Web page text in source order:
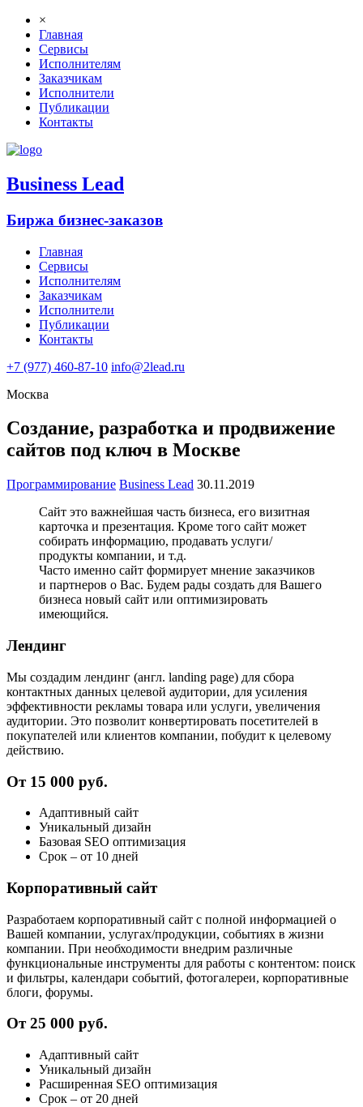
×
Главная
Сервисы
Исполнителям
Заказчикам
Исполнители
Публикации
Контакты
Business Lead
Биржа бизнес-заказов
Главная
Сервисы
Исполнителям
Заказчикам
Исполнители
Публикации
Контакты
+7 (977) 460-87-10 info@2lead.ru
Москва
Создание, разработка и продвижение
сайтов под ключ в Москве
Программирование Business Lead 30.11.2019
Сайт это важнейшая часть бизнеса, его визитная
карточка и презентация. Кроме того сайт может
собирать информацию, продавать услуги/
продукты компании, и т.д.
Часто именно сайт формирует мнение заказчиков
и партнеров о Вас. Будем рады создать для Вашего
бизнеса новый сайт или оптимизировать
имеющийся.
Лендинг
Мы создадим лендинг (англ. landing page) для сбора
контактных данных целевой аудитории, для усиления
эффективности рекламы товара или услуги, увеличения
аудитории. Это позволит конвертировать посетителей в
покупателей или клиентов компании, побудит к целевому
действию.
От 15 000 руб.
Адаптивный сайт
Уникальный дизайн
Базовая SEO оптимизация
Cрок – от 10 дней
Корпоративный сайт
Разработаем корпоративный сайт с полной информацией о
Вашей компании, услугах/продукции, событиях в жизни
компании. При необходимости внедрим различные
функциональные инструменты для работы с контентом: поиск
и фильтры, календари событий, фотогалереи, корпоративные
блоги, форумы.
От 25 000 руб.
Адаптивный сайт
Уникальный дизайн
Расширенная SEO оптимизация
Cрок – от 20 дней